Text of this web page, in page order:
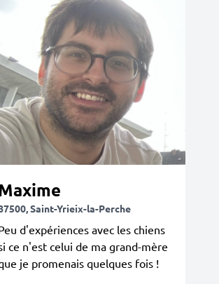
Saint-Yrieix-la-Perche
d'expériences avec les chiens
ce n'est celui de ma grand-mère
je promenais quelques fois !